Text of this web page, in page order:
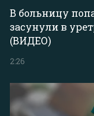
В больницу
засунули в
(ВИДЕО)
2:26